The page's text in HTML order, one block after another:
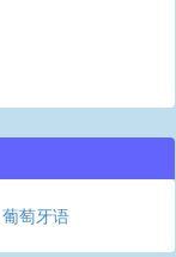
葡萄牙语